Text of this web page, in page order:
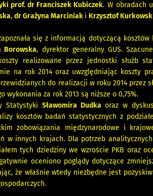
prof. dr Franciszek Kubiczek. W obradach
,dr Grażyna Marciniak i Krzysztof
się z informacją dotyczącą
Borowska, dyrektor generalny GUS.
realizowane przez jednostki służb
na rok 2014 oraz uwzględniając koszty
do realizacji w roku 2014 przez
wykonania za rok 2013 są niższe o 0,75%.
StatystykiSławomira Dudka oraz w
kosztów badań statystycznych z
zobowiązania międzynarodowe i
w innych krajach. Dla potrzeb
tych dziedziny we wzroście PKB oraz
oceniono poglądy dotyczące
że właśnie wtedy niezbędne jest